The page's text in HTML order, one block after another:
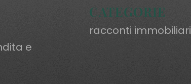
e
CATEGORIE
racconti immobiliari